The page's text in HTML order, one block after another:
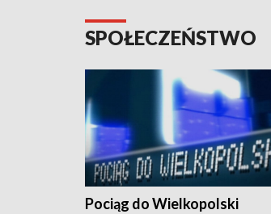
SPOŁECZEŃSTWO
Pociąg do Wielkopolski